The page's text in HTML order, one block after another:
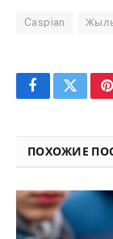
Caspian
FacebookTwitter
ПОХОЖИЕ